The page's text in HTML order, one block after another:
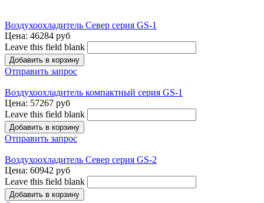
Воздухоохладитель Север серия GS-1
Цена: 46284 руб
Leave this field blank
Отправить запрос
Воздухоохладитель компактный серия GS-1
Цена: 57267 руб
Leave this field blank
Отправить запрос
Воздухоохладитель Север серия GS-2
Цена: 60942 руб
Leave this field blank